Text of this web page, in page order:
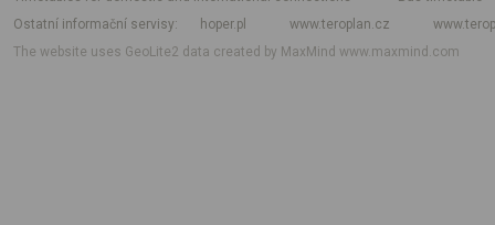
Ostatní informační servisy
hoper.pl www.teroplan.cz
The website uses GeoLite2 data created by MaxMindwww.maxmind.com